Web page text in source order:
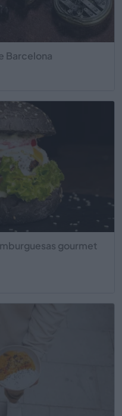
Barcelona
gourmet